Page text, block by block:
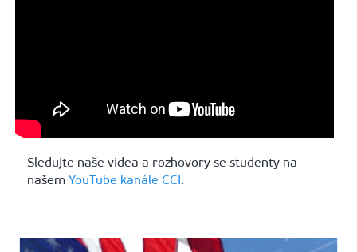
Sledujte naše videa a rozhovory se studenty na
našem YouTube kanále CCI.